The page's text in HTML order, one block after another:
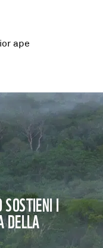
ape
I
DELLA